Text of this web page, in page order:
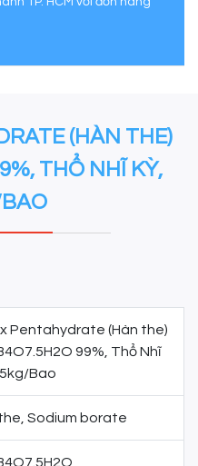
(HÀN THE)
THỔ NHĨ KỲ,
Pentahydrate (Hàn the)
99%, Thổ Nhĩ
Bao
Sodium borate